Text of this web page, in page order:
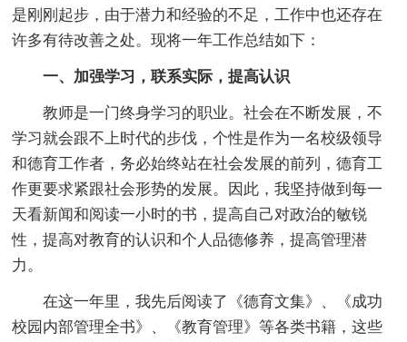
是刚刚起步，由于潜力和经验的不足，工作中也还存在
许多有待改善之处。现将一年工作总结如下：
一、加强学习，联系实际，提高认识
教师是一门终身学习的职业。社会在不断发展，不
学习就会跟不上时代的步伐，个性是作为一名校级领导
和德育工作者，务必始终站在社会发展的前列，德育工
作更要求紧跟社会形势的发展。因此，我坚持做到每一
天看新闻和阅读一小时的书，提高自己对政治的敏锐
性，提高对教育的认识和个人品德修养，提高管理潜
力。
在这一年里，我先后阅读了《德育文集》、《成功
校园内部管理全书》、《教育管理》等各类书籍，这些